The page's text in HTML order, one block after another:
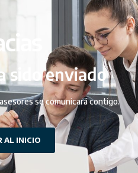
sido enviado
se comunicará contigo.
AL INICIO